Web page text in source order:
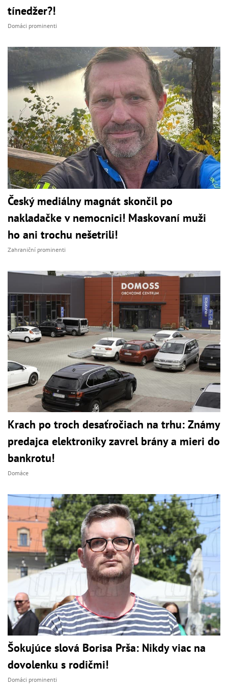
tínedžer?!
Domáci prominenti
Český mediálny magnát skončil po
nakladačke v nemocnici! Maskovaní muži
ho ani trochu nešetrili!
Zahraniční prominenti
Krach po troch desaťročiach na trhu: Známy
predajca elektroniky zavrel brány a mieri do
bankrotu!
Domáce
Šokujúce slová Borisa Prša: Nikdy viac na
dovolenku s rodičmi!
Domáci prominenti